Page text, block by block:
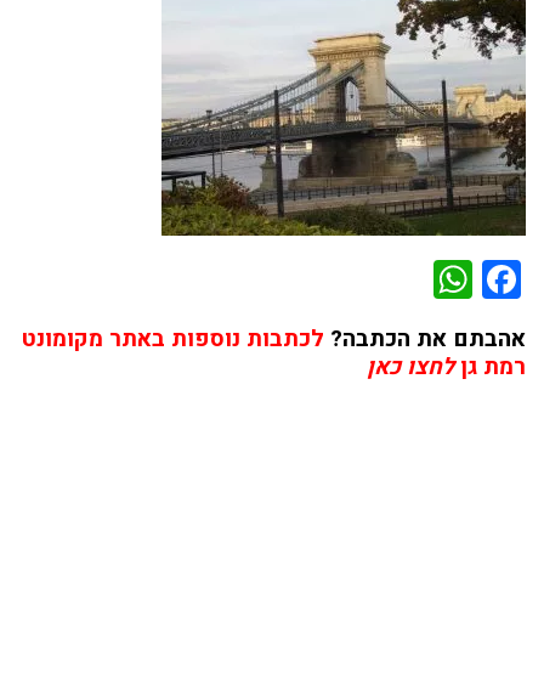
Facebook
אהבתם את הכתבה? לכתבות נוספות באתר מקומונט
רמת גןלחצו כאן